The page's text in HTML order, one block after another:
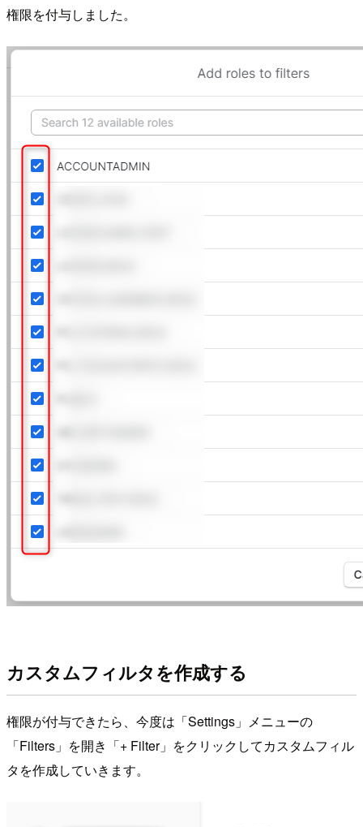
権限を付与しました。
カスタムフィルタを作成する
権限が付与できたら、今度は「Settings」メニューの
「Filters」を開き「+ Filter」をクリックしてカスタムフィル
タを作成していきます。